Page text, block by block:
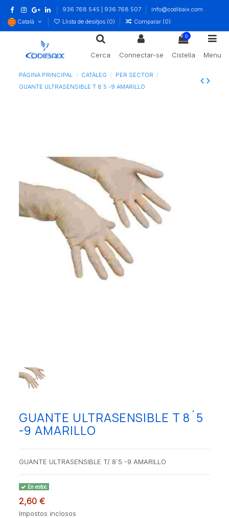
936 768 545 | 936 768 507
info@codibaix.com
Català
Llista de desitjos (0) Comparar (0)
Cerca Connectar-se
0
Cistella Menu
PÀGINA PRINCIPAL CATÀLEG
PER SECTOR
GUANTE ULTRASENSIBLE T 8´5 -9 AMARILLO
GUANTE ULTRASENSIBLE T 8´5
-9 AMARILLO
GUANTE ULTRASENSIBLE T/ 8´5 -9 AMARILLO
En estoc
2,60 €
Impostos inclosos